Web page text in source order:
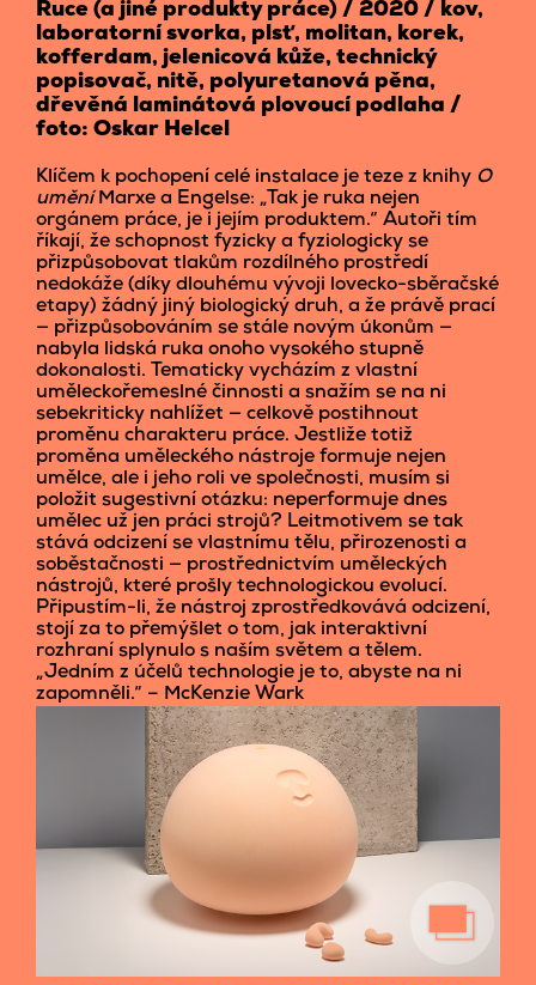
Ruce (a jiné produkty práce) / 2020 / kov,
laboratorní svorka, plsť, molitan, korek,
kofferdam, jelenicová kůže, technický
popisovač, nitě, polyuretanová pěna,
dřevěná laminátová plovoucí podlaha /
foto: Oskar Helcel
Klíčem k pochopení celé instalace je teze z knihy O
uměníMarxe a Engelse: „Tak je ruka nejen
orgánem práce, je i jejím produktem.“ Autoři tím
říkají, že schopnost fyzicky a fyziologicky se
přizpůsobovat tlakům rozdílného prostředí
nedokáže (díky dlouhému vývoji lovecko-sběračské
etapy) žádný jiný biologický druh, a že právě prací
— přizpůsobováním se stále novým úkonům —
nabyla lidská ruka onoho vysokého stupně
dokonalosti. Tematicky vycházím z vlastní
uměleckořemeslné činnosti a snažím se na ni
sebekriticky nahlížet — celkově postihnout
proměnu charakteru práce. Jestliže totiž
proměna uměleckého nástroje formuje nejen
umělce, ale i jeho roli ve společnosti, musím si
položit sugestivní otázku: neperformuje dnes
umělec už jen práci strojů? Leitmotivem se tak
stává odcizení se vlastnímu tělu, přirozenosti a
soběstačnosti — prostřednictvím uměleckých
nástrojů, které prošly technologickou evolucí.
Připustím-li, že nástroj zprostředkovává odcizení,
stojí za to přemýšlet o tom, jak interaktivní
rozhraní splynulo s naším světem a tělem.
„Jedním z účelů technologie je to, abyste na ni
zapomněli.“ – McKenzie Wark